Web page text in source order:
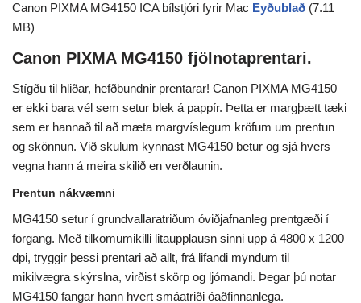
Canon PIXMA MG4150 ICA bílstjóri fyrir Mac Eyðublað (7.11
MB)
Canon PIXMA MG4150 fjölnotaprentari.
Stígðu til hliðar, hefðbundnir prentarar! Canon PIXMA MG4150
er ekki bara vél sem setur blek á pappír. Þetta er margþætt tæki
sem er hannað til að mæta margvíslegum kröfum um prentun
og skönnun. Við skulum kynnast MG4150 betur og sjá hvers
vegna hann á meira skilið en verðlaunin.
Prentun nákvæmni
MG4150 setur í grundvallaratriðum óviðjafnanleg prentgæði í
forgang. Með tilkomumikilli litaupplausn sinni upp á 4800 x 1200
dpi, tryggir þessi prentari að allt, frá lifandi myndum til
mikilvægra skýrslna, virðist skörp og ljómandi. Þegar þú notar
MG4150 fangar hann hvert smáatriði óaðfinnanlega.